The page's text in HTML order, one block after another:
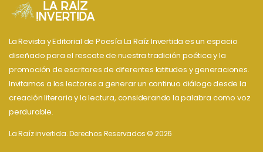
La Revista y Editorial de Poesía La Raíz Invertida es un espacio
diseñado para el rescate de nuestra tradición poética y la
promoción de escritores de diferentes latitudes y generaciones.
Invitamos a los lectores a generar un continuo diálogo desde la
creación literaria y la lectura, considerando la palabra como voz
perdurable.
La Raíz invertida. Derechos Reservados © 2026